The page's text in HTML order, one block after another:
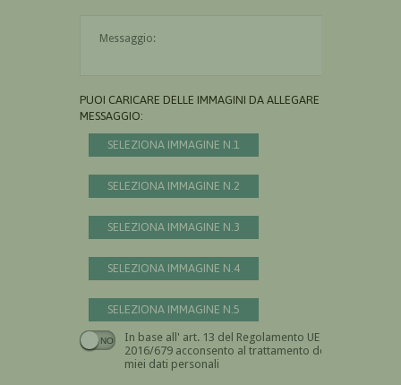
PUOI CARICARE DELLE IMMAGINI DA ALLEGARE AL
MESSAGGIO:
SELEZIONA IMMAGINE N.1
SELEZIONA IMMAGINE N.2
SELEZIONA IMMAGINE N.3
SELEZIONA IMMAGINE N.4
SELEZIONA IMMAGINE N.5
In base all' art. 13 del Regolamento UE n.
2016/679 acconsento al trattamento dei
miei dati personali
Devi dare il consenso